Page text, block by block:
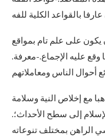
يكون على علم تام بمواقع
وقع عليه الإجماع.-معرفة.
مع إخلاص النية وسلامة
إلى سطح الأحداث؛.
الراهن بمختلف تنوعاته